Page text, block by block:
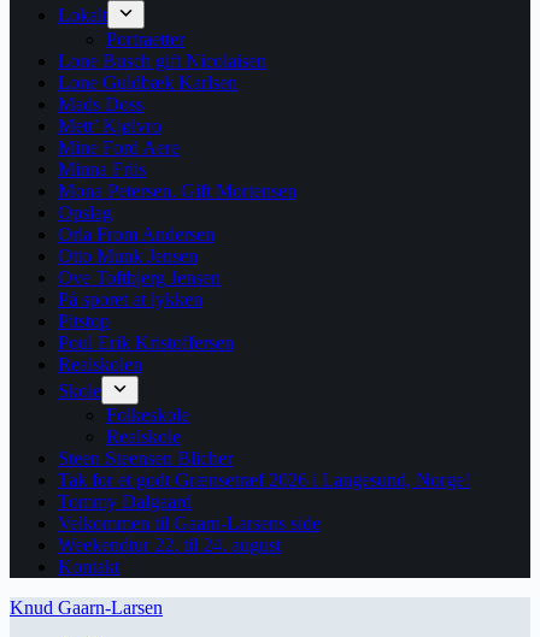
Lokalt
Portraetter
Lone Busch gift Nicolaisen
Lone Guldbæk Karlsen
Mads Doss
Mett’ Kjølvro
Mine Ford Aere
Minna Friis
Mona Petersen. Gift Mortensen
Opslag
Orla From Andersen
Otto Munk Jensen
Ove Toftbjerg Jensen
På sporet at lykken
Pitstop
Poul Erik Kristoffersen
Realskolen
Skole
Folkeskole
Realskole
Steen Steensen Blicher
Tak for et godt Grænsetræf 2026 i Langesund, Norge!
Tommy Dalgaard
Velkommen til Gaarn-Larsens side
Weekendtur 22. til 24. august
Kontakt
Knud Gaarn-Larsen